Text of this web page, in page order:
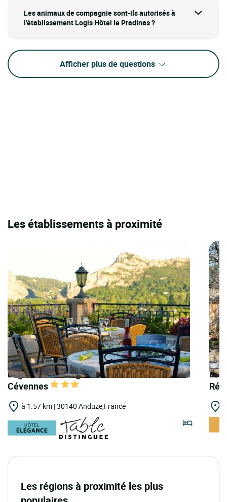
Les animaux de compagnie sont-ils autorisés à
l'établissement Logis Hôtel le Pradinas ?
Afficher plus de questions
Les établissements à proximité
Logis Hôtels | Logis Hôtel Porte des
Cévennes
à 1.57 km | 30140 Anduze,France
Les régions à proximité les plus